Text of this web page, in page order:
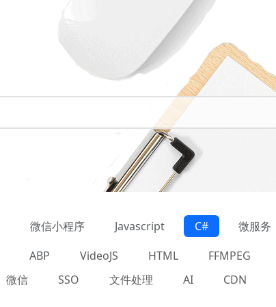
微信小程序 Javascript C#
微服务
ABP VideoJS HTML FFMPEG
微信 SSO 文件处理 AI CDN